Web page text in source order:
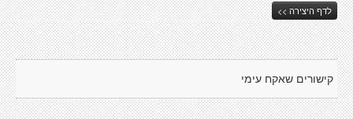
לדף היצירה >>
קישורים שאקח עימי